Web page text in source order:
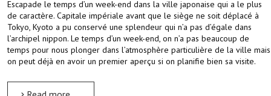
Escapade le temps d’un week-end dans la ville japonaise qui a le plus
de caractère. Capitale impériale avant que le siège ne soit déplacé à
Tokyo, Kyoto a pu conservé une splendeur qui n’a pas d’égale dans
l’archipel nippon. Le temps d’un week-end, on n’a pas beaucoup de
temps pour nous plonger dans l’atmosphère particulière de la ville mais
on peut déjà en avoir un premier aperçu si on planifie bien sa visite.